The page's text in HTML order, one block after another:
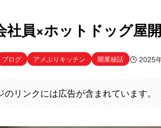
社員×ホットドッグ屋
ブログ アメぶりキッチン 開業秘話 2025
のリンクには広告が含まれています。